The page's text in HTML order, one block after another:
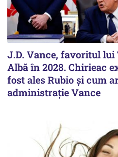
J.D. Vance, favoritul lui
Albă în 2028. Chirieac
fost ales Rubio și cum
administrație Vance